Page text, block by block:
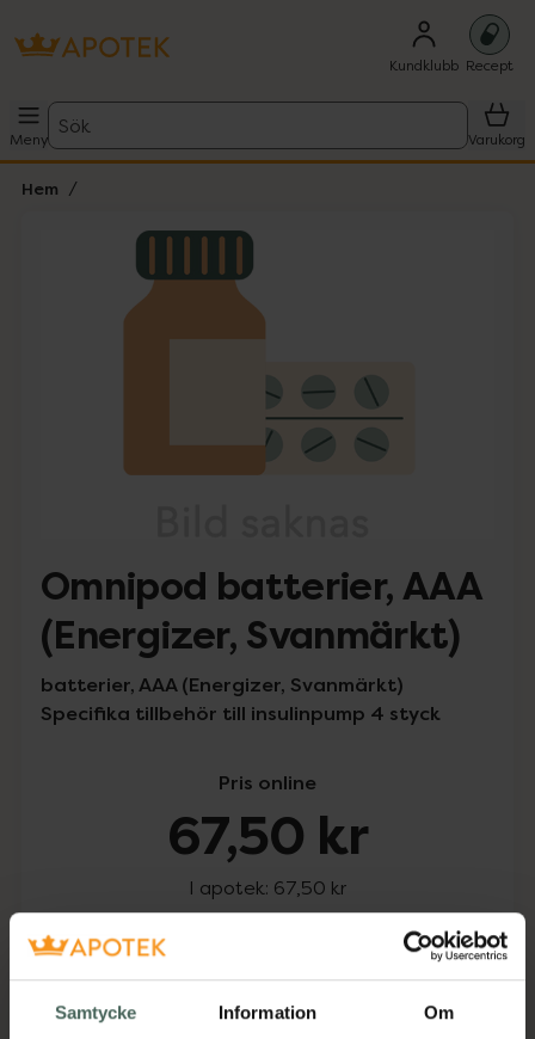
Samtycke Information Om
Kundklubb Recept
Meny
Sök
Varukorg
Hem
Lista: . Innehåller 1 objekt.
Omnipod batterier, AAA
(Energizer, Svanmärkt)
batterier, AAA (Energizer, Svanmärkt)
Specifika tillbehör till insulinpump 4 styck
Pris online
67,50 kr
I apotek: 67,50 kr
Omnipod
Snabba leveranser